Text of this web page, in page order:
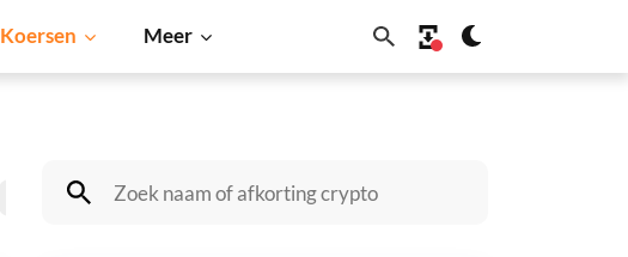
Koersen Meer
Dogecoin Solana BNB